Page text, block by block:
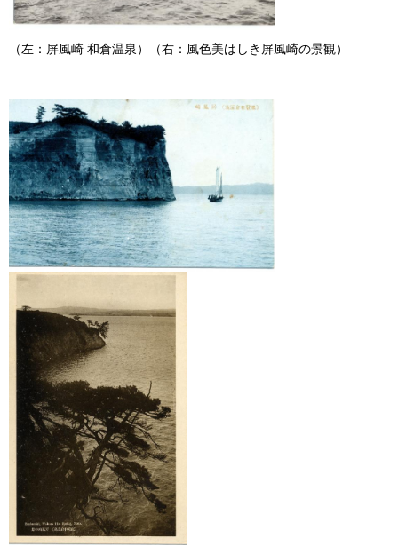
（左：屏風崎 和倉温泉）（右：風色美はしき屏風崎の景観）